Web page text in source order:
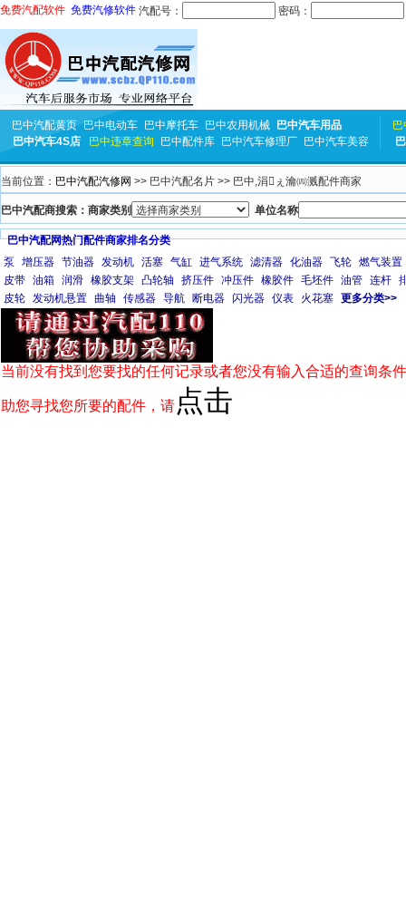
免费汽配软件 免费汽修软件 汽配号： 密码：
巴中汽配黄页 巴中电动车 巴中摩托车 巴中农用机械
巴中汽车用品
巴中汽车4S店
巴中违章查询 巴中配件库 巴中汽车修理厂 巴中汽车美容
当前位置： 巴中汽配汽修网 >> 巴中汽配名片 >> 巴中,涓ぇ瀹㈣溅配件商家
巴中汽配商搜索：商家类别 单位名称
巴中汽配网热门配件商家排名分类
泵
增压器 节油器 发动机 活塞 气缸 进气系统 滤清器 化油器 飞轮 燃气装置
皮带 油箱 润滑 橡胶支架 凸轮轴 挤压件 冲压件 橡胶件 毛坯件 油管 连杆
皮轮 发动机悬置 曲轴 传感器 导航 断电器 闪光器 仪表 火花塞 更多分类>>
当前没有找到您要找的任何记录或者您没有输入合适的查询条
助您寻找您所要的配件，请 点击